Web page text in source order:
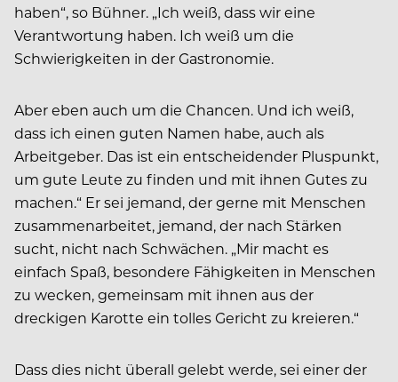
haben“, so Bühner. „Ich weiß, dass wir eine
Verantwortung haben. Ich weiß um die
Schwierigkeiten in der Gastronomie.
Aber eben auch um die Chancen. Und ich weiß,
dass ich einen guten Namen habe, auch als
Arbeitgeber. Das ist ein entscheidender Pluspunkt,
um gute Leute zu finden und mit ihnen Gutes zu
machen.“ Er sei jemand, der gerne mit Menschen
zusammenarbeitet, jemand, der nach Stärken
sucht, nicht nach Schwächen. „Mir macht es
einfach Spaß, besondere Fähigkeiten in Menschen
zu wecken, gemeinsam mit ihnen aus der
dreckigen Karotte ein tolles Gericht zu kreieren.“
Dass dies nicht überall gelebt werde, sei einer der